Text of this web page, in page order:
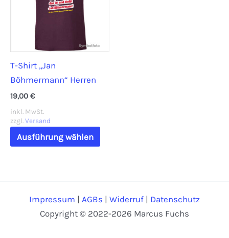
Produktseite
T-Shirt „Jan
Böhmermann“ Herren
19,00 €
inkl. MwSt.
zzgl. Versand
Ausführung wählen
Dieses
Produkt
auf.
Die
Impressum | AGBs | Widerruf | Datenschutz
Copyright © 2022-2026 Marcus Fuchs